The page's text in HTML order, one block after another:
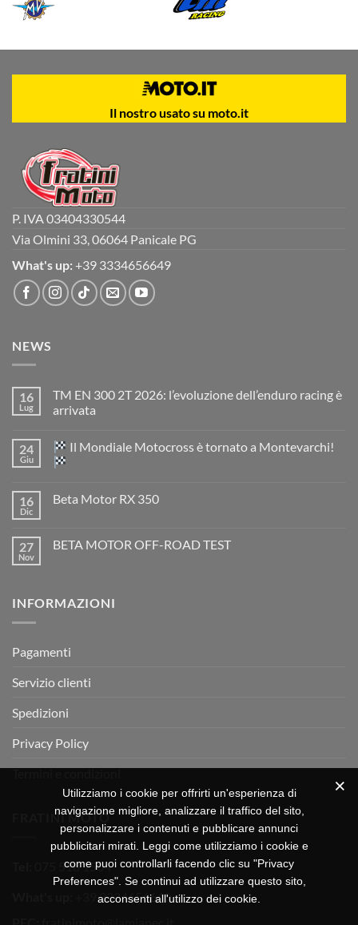
Il nostro usato su moto.it
P. IVA 03404330544
Via Olmini 33, 06064 Panicale PG
What's up: +39 3334656649
NEWS
16
Lug
TM EN 300 2T 2026: l’evoluzione dell’enduro racing è
arrivata
su
TM
EN
2026:
è
arrivata
24
Giu
Il Mondiale Motocross è tornato a Montevarchi!
su
Motocross
è
16
Dic
Beta Motor RX 350
Beta
27
Nov
BETA MOTOR OFF-ROAD TEST
MOTOR
INFORMAZIONI
Pagamenti
Servizio clienti
Spedizioni
Privacy Policy
Termini e condizioni
FRATINI MOTO
075 518 1504
+39 3334656649
Utilizziamo i cookie per offrirti un'esperienza di
navigazione migliore, analizzare il traffico del sito,
personalizzare i contenuti e pubblicare annunci
pubblicitari mirati. Leggi come utilizziamo i cookie e
come puoi controllarli facendo clic su "Privacy
Preferences". Se continui ad utilizzare questo sito,
acconsenti all'utilizzo dei cookie.